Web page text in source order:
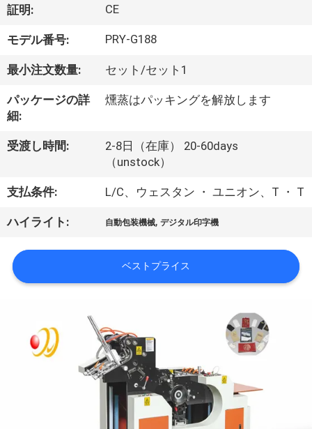
ク
ト
デ
オ
私
達
に
つ
証明: CE
モデル番号: PRY-G188
最小注文数量: セット/セット1
パッケージの詳
細:
燻蒸はパッキングを解放します
受渡し時間:
2-8日（在庫） 20-60days
（unstock）
支払条件: L/C、ウェスタン ・ ユニオン、T ・ T
ハイライト: 自動包装機械,デジタル印字機
ベストプライス